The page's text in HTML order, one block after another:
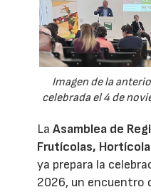
Imagen de la
celebrada el 4 de
LaAsamblea de
Frutícolas,
ya prepara la
2026, un encuentro